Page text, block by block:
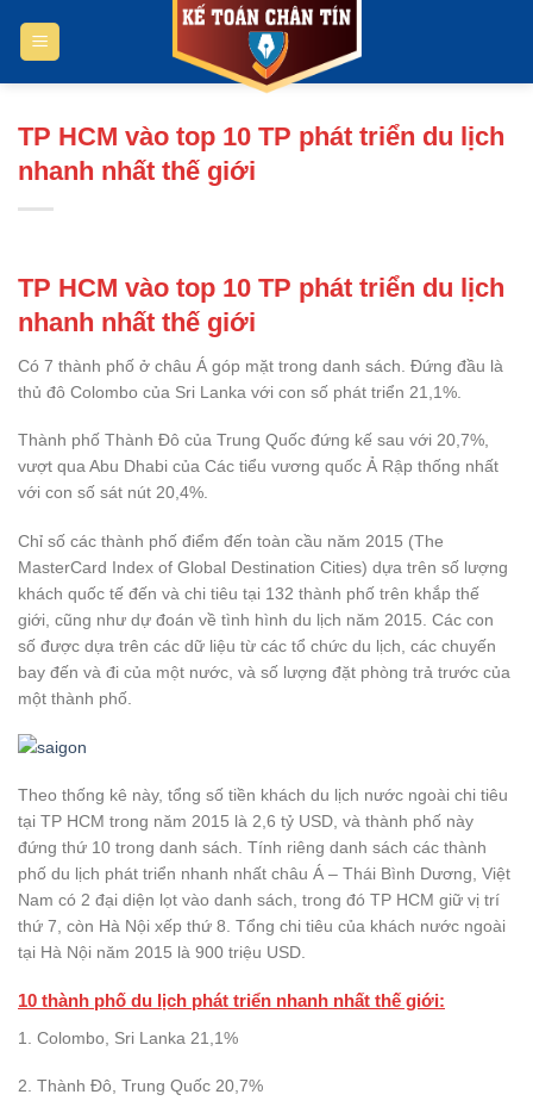
TP HCM vào top 10 TP phát triển du lịch
nhanh nhất thế giới
TP HCM vào top 10 TP phát triển du lịch
nhanh nhất thế giới
Có 7 thành phố ở châu Á góp mặt trong danh sách. Đứng đầu là
thủ đô Colombo của Sri Lanka với con số phát triển 21,1%.
Thành phố Thành Đô của Trung Quốc đứng kế sau với 20,7%,
vượt qua Abu Dhabi của Các tiểu vương quốc Ả Rập thống nhất
với con số sát nút 20,4%.
Chỉ số các thành phố điểm đến toàn cầu năm 2015 (The
MasterCard Index of Global Destination Cities) dựa trên số lượng
khách quốc tế đến và chi tiêu tại 132 thành phố trên khắp thế
giới, cũng như dự đoán về tình hình du lịch năm 2015. Các con
số được dựa trên các dữ liệu từ các tổ chức du lịch, các chuyến
bay đến và đi của một nước, và số lượng đặt phòng trả trước của
một thành phố.
Theo thống kê này, tổng số tiền khách du lịch nước ngoài chi tiêu
tại TP HCM trong năm 2015 là 2,6 tỷ USD, và thành phố này
đứng thứ 10 trong danh sách. Tính riêng danh sách các thành
phố du lịch phát triển nhanh nhất châu Á – Thái Bình Dương, Việt
Nam có 2 đại diện lọt vào danh sách, trong đó TP HCM giữ vị trí
thứ 7, còn Hà Nội xếp thứ 8. Tổng chi tiêu của khách nước ngoài
tại Hà Nội năm 2015 là 900 triệu USD.
10 thành phố du lịch phát triển nhanh nhất thế giới:
1. Colombo, Sri Lanka 21,1%
2. Thành Đô, Trung Quốc 20,7%